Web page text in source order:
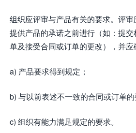
组织应评审与产品有关的要求。评
提供产品的承诺之前进行（如：提
单及接受合同或订单的更改），并应
a) 产品要求得到规定；
b) 与以前表述不一致的合同或订单的
c) 组织有能力满足规定的要求。